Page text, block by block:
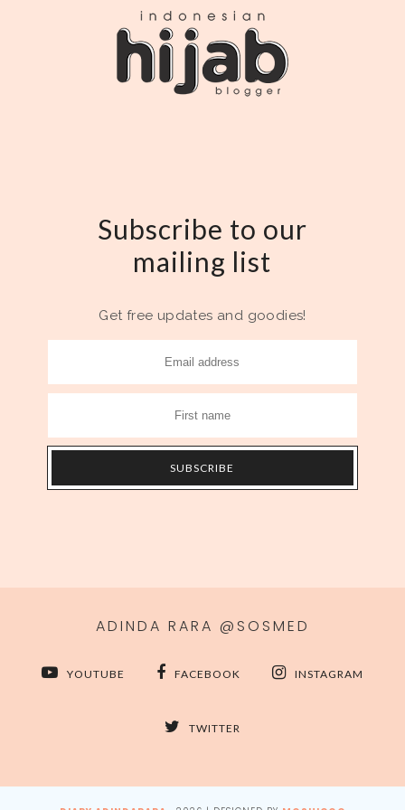
Subscribe to our
mailing list
Get free updates and goodies!
ADINDA RARA @SOSMED
YOUTUBE FACEBOOK INSTAGRAM
TWITTER